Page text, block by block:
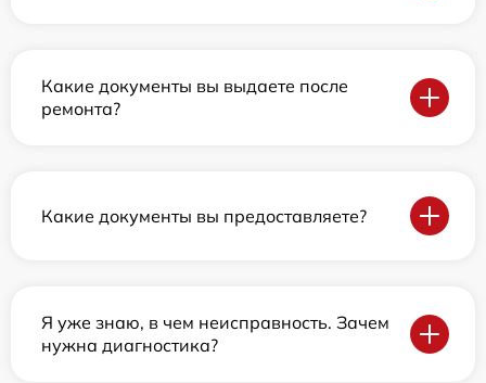
Какие документы вы выдаете после
ремонта?
Какие документы вы предоставляете?
Я уже знаю, в чем неисправность. Зачем
нужна диагностика?